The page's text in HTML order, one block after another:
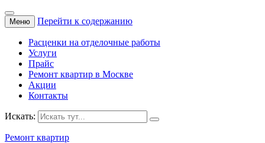
Меню Перейти к содержанию
Расценки на отделочные работы
Услуги
Прайс
Ремонт квартир в Москве
Акции
Контакты
Искать:
Ремонт квартир